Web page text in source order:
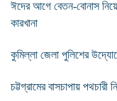
ঈদের আগে বেতন-বোনাস
কারখানা
কুমিল্লা জেলা পুলিশের
চট্টগ্রামের বাসচাপায় পথচারী